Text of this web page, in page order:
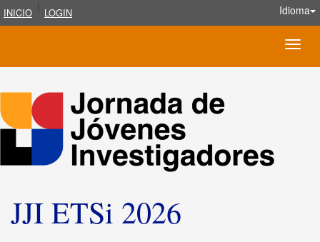
INICIO | LOGIN Idioma
Toggle
JJI ETSi 2026